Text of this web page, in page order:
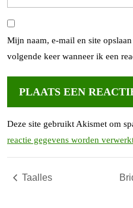
Mijn naam, e-mail en site
volgende keer wanneer ik een
Deze site gebruikt Akismet om
reactie gegevens worden
Taalles